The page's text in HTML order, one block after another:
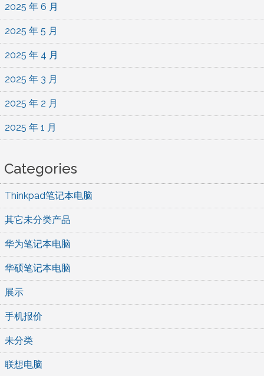
2025 年 6 月
2025 年 5 月
2025 年 4 月
2025 年 3 月
2025 年 2 月
2025 年 1 月
Categories
Thinkpad笔记本电脑
其它未分类产品
华为笔记本电脑
华硕笔记本电脑
展示
手机报价
未分类
联想电脑